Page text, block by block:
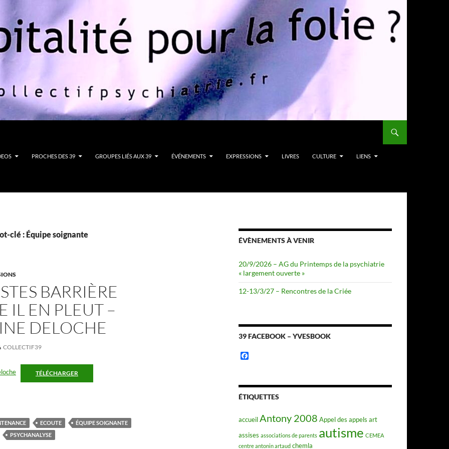
PROCHES DES 39 GROUPES LIÉS AUX 39 ÉVÉNEMENTS EXPRESSIONS LIVRES CULTURE LIENS
clé : Équipe soignante
BARRIÈRE
IL EN PLEUT –
DELOCHE
COLLECTIF39
TÉLÉCHARGER
ECOUTE
ÉQUIPE SOIGNANTE
PSYCHANALYSE
ÉVÈNEMENTS À VENIR
20/9/2026 – AG du Printemps de la psychiatrie
« largement ouverte »
12-13/3/27 – Rencontres de la Criée
39 FACEBOOK – YVESBOOK
b
o
ÉTIQUETTES
accueilAntony 2008 Appel des appels art
assises associations de parents autisme CEMEA
centre antonin artaud chemla